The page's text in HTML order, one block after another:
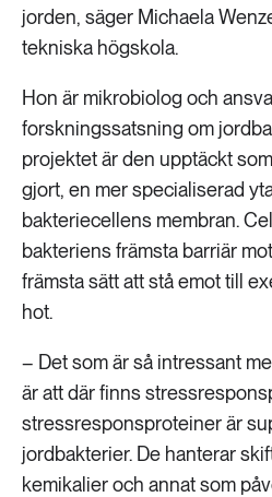
jorden, säger Michaela
tekniska högskola.
Hon är mikrobiolog och
forskningssatsning om
projektet är den upptäckt
gjort, en mer specialiserad
bakteriecellens membran.
bakteriens främsta barriär
främsta sätt att stå emot till
hot.
– Det som är så intressant
är att där finns
stressresponsproteiner är
jordbakterier. De hanterar
kemikalier och annat som